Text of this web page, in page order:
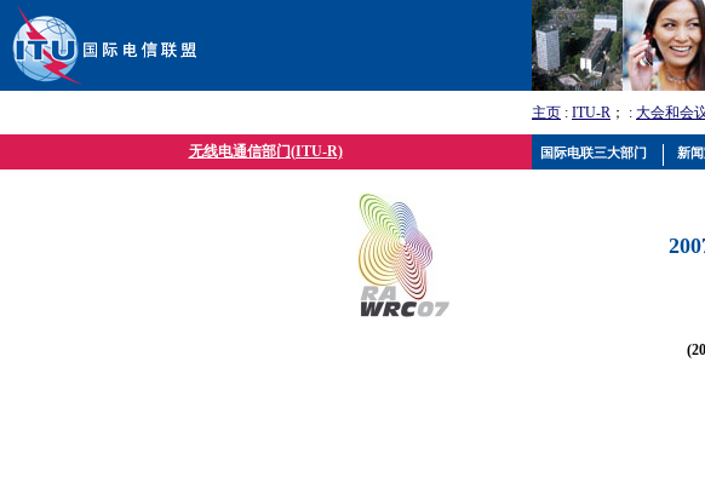
主页 : ITU-R ； : 大会和会
无线电通信部门(ITU-R) 国际电联三大部门 新